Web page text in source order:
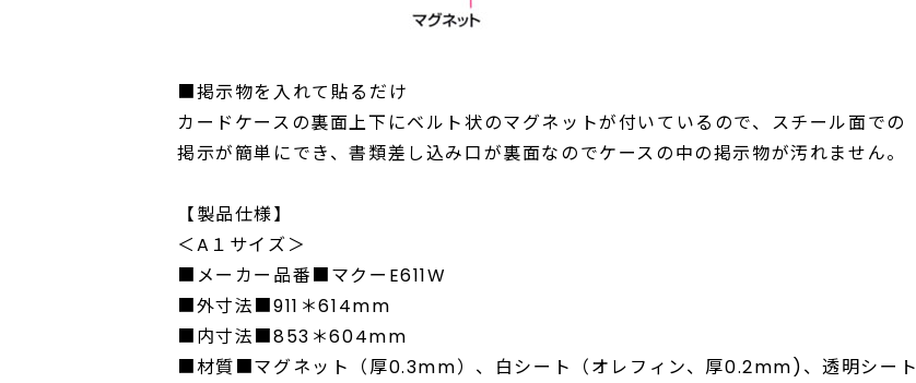
■掲示物を入れて貼るだけ
カードケースの裏面上下にベルト状のマグネットが付いているので、スチール面での
掲示が簡単にでき、書類差し込み口が裏面なのでケースの中の掲示物が汚れません。
【製品仕様】
＜A１サイズ＞
■メーカー品番■マクーE611W
■外寸法■911＊614mm
■内寸法■853＊604mm
■材質■マグネット（厚0.3mm）、白シート（オレフィン、厚0.2mm)、透明シート